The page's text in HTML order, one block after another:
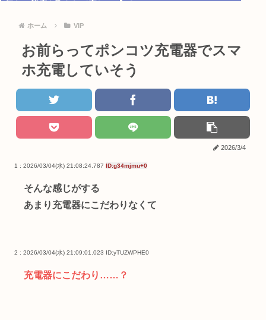
ホーム VIP
お前らってポンコツ充電器でスマ
ホ充電していそう
2026/3/4
1 : 2026/03/04(水) 21:08:24.787 ID:g34mjmu+0
そんな感じがする
あまり充電器にこだわりなくて
2 : 2026/03/04(水) 21:09:01.023 ID:yTUZWPHE0
充電器にこだわり……？